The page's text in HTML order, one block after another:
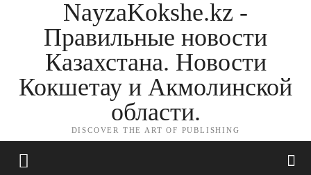
NayzaKokshe.kz -
Правильные новости
Казахстана. Новости
Кокшетау и Акмолинской
области.
DISCOVER THE ART OF PUBLISHING